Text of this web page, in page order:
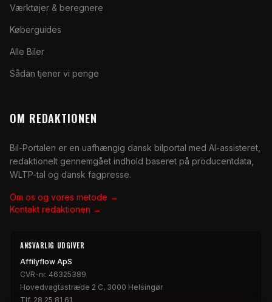
Værktøjer & beregnere
Køberguides
Alle Biler
Sådan tjener vi penge
OM REDAKTIONEN
Bil-Portalen er en uafhængig dansk bilportal med AI-assisteret,
redaktionelt gennemgået indhold baseret på producentdata,
WLTP-tal og dansk fagpresse.
Om os og vores metode →
Kontakt redaktionen →
ANSVARLIG UDGIVER
Affilyflow ApS
CVR-nr. 46325389
Hovedvagtsstræde 2 C, 3000 Helsingør
Tlf. 28 25 81 61